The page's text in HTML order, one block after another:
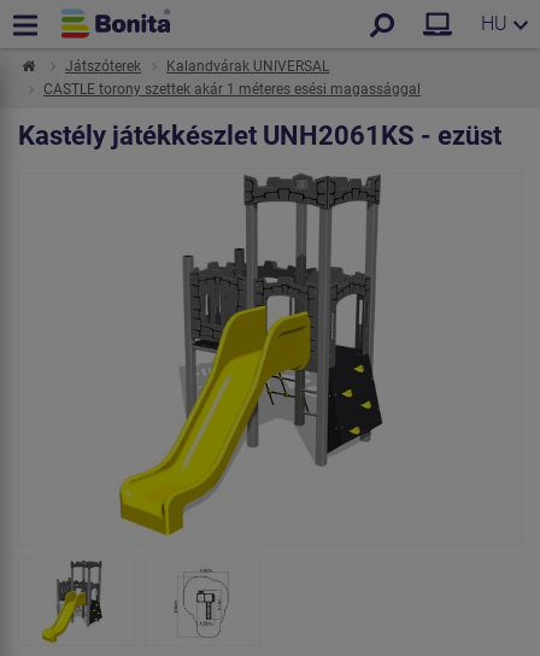
HU
Játszóterek
Kalandvárak UNIVERSAL
CASTLE torony szettek akár 1 méteres esési magassággal
Kastély játékkészlet UNH2061KS - ezüst